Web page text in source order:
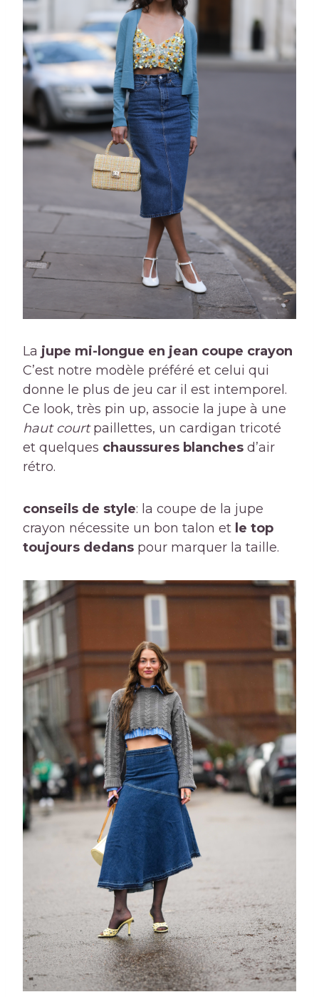
La jupe mi-longue en jean coupe crayon
C’est notre modèle préféré et celui qui
donne le plus de jeu car il est intemporel.
Ce look, très pin up, associe la jupe à une
haut courtpaillettes, un cardigan tricoté
et quelques chaussures blanches d’air
rétro.
conseils de style: la coupe de la jupe
crayon nécessite un bon talon et le top
toujours dedans pour marquer la taille.